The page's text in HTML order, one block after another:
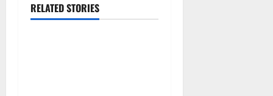
RELATED STORIES
ಮಂಗಳೂರು